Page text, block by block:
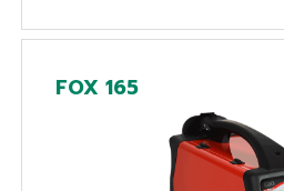
FOX 165